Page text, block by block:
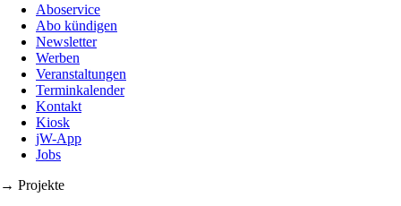
Aboservice
Abo kündigen
Newsletter
Werben
Veranstaltungen
Terminkalender
Kontakt
Kiosk
jW-App
Jobs
→ Projekte